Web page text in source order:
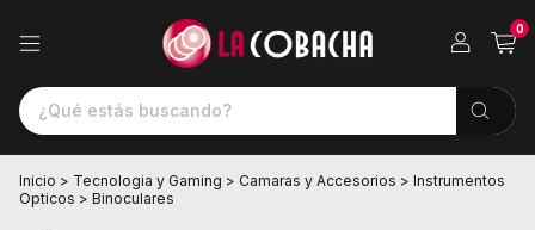
0
Inicio > Tecnologia y Gaming > Camaras y Accesorios > Instrumentos
Opticos > Binoculares